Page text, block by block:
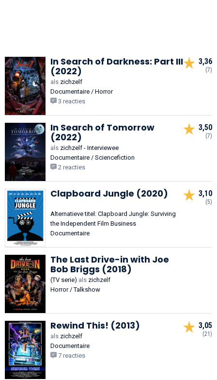
In Search of Darkness: Part III
(2022)
als zichzelf
Documentaire / Horror
3 reacties
3,36
(7)
In Search of Tomorrow
(2022)
als zichzelf - Interviewee
Documentaire / Sciencefiction
2 reacties
3,50
(7)
Clapboard Jungle (2020)
Alternatieve titel: Clapboard Jungle: Surviving
the Independent Film Business
Documentaire
3,10
(5)
The Last Drive-in with Joe
Bob Briggs (2018)
(TV serie) als zichzelf
Horror / Talkshow
Rewind This! (2013)
als zichzelf
Documentaire
7 reacties
3,05
(21)